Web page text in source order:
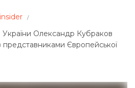
України Олександр Кубраков
представниками Європейської